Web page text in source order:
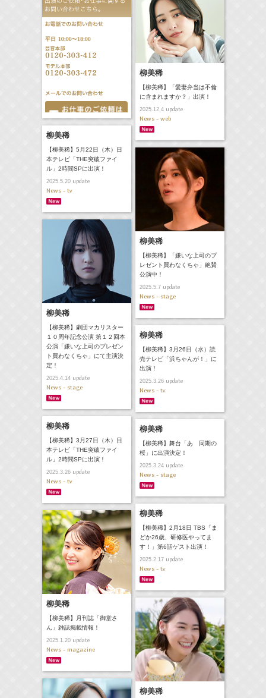
柳美稀
【柳美稀】「愛妻弁当は不倫
に含まれますか？」出演！
2025.12.4update
News - web
柳美稀
【柳美稀】5月22日（木）日
本テレビ「THE突破ファイ
ル」2時間SPに出演！
2025.5.20update
News - tv
柳美稀
【柳美稀】「嫌いな上司のプ
レゼント買わなくちゃ」絶賛
公演中！
2025.5.7update
News - stage
柳美稀
【柳美稀】劇団マカリスター
１０周年記念公演 第１２回本
公演「嫌いな上司のプレゼン
ト買わなくちゃ」にて主演決
定！
2025.4.14update
News - stage
柳美稀
【柳美稀】3月26日（水）読
売テレビ「浜ちゃんが！」に
出演！
2025.3.26update
News - tv
柳美稀
【柳美稀】3月27日（木）日
本テレビ「THE突破ファイ
ル」2時間SPに出演！
2025.3.26update
News - tv
柳美稀
【柳美稀】舞台「あゝ同期の
桜」に出演決定！
2025.3.24update
News - stage
柳美稀
【柳美稀】2月18日 TBS「ま
どか26歳、研修医やってま
す！」第6話ゲスト出演！
2025.2.17update
News - tv
柳美稀
【柳美稀】月刊誌「御堂さ
ん」雑誌掲載情報！
2025.1.20update
News - magazine
柳美稀